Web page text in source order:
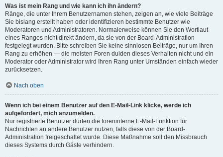
Was ist mein Rang und wie kann ich ihn ändern?
Ränge, die unter Ihrem Benutzernamen stehen, zeigen an, wie viele Beiträge
Sie bislang erstellt haben oder identifizieren bestimmte Benutzer wie
Moderatoren und Administratoren. Normalerweise können Sie den Wortlaut
eines Ranges nicht direkt ändern, da sie von der Board-Administration
festgelegt wurden. Bitte schreiben Sie keine sinnlosen Beiträge, nur um Ihren
Rang zu erhöhen — die meisten Foren dulden dieses Verhalten nicht und ein
Moderator oder Administrator wird Ihren Rang unter Umständen einfach wieder
zurücksetzen.
Nach oben
Wenn ich bei einem Benutzer auf den E-Mail-Link klicke, werde ich
aufgefordert, mich anzumelden.
Nur registrierte Benutzer dürfen die foreninterne E-Mail-Funktion für
Nachrichten an andere Benutzer nutzen, falls diese von der Board-
Administration freigeschaltet wurde. Diese Maßnahme soll den Missbrauch
dieses Systems durch Gäste verhindern.